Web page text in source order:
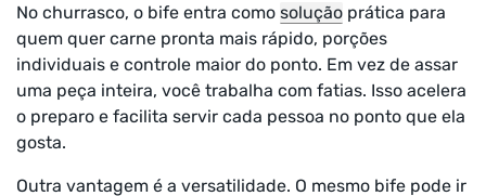
No churrasco, o bife entra como solução prática para
quem quer carne pronta mais rápido, porções
individuais e controle maior do ponto. Em vez de assar
uma peça inteira, você trabalha com fatias. Isso acelera
o preparo e facilita servir cada pessoa no ponto que ela
gosta.
Outra vantagem é a versatilidade. O mesmo bife pode ir